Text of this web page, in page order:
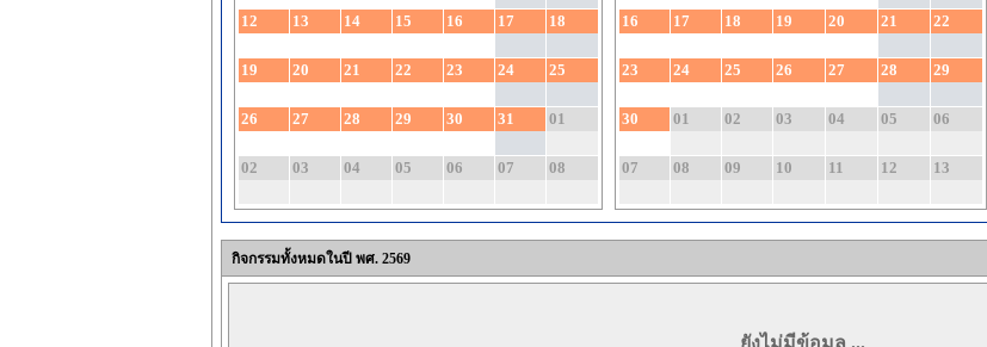
12 13 14 15 16 17 18
19 20 21 22 23 24 25
26 27 28 29 30 31 01
02 03 04 05 06 07 08
16 17 18 19 20 21 22
23 24 25 26 27 28 29
30 01 02 03 04 05 06
07 08 09 10 11 12 13
กิจกรรมทั้งหมดในปี พศ. 2569
ยังไม่มีข้อมูล ...